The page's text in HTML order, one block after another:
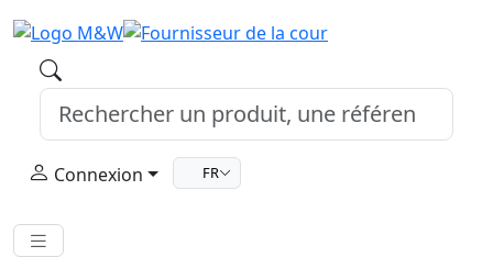
Connexion FR